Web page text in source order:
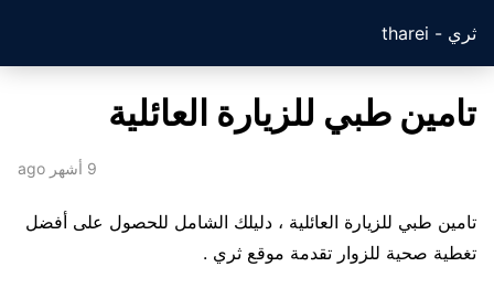
ثري - tharei
تامين طبي للزيارة العائلية
9 أشهر ago
تامين طبي للزيارة العائلية ، دليلك الشامل للحصول على أفضل
تغطية صحية للزوار تقدمة موقع ثري .